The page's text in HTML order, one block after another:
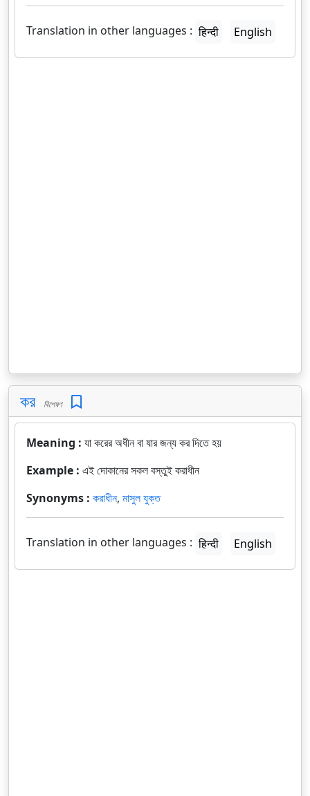
Translation in other languages : हिन्दी English
কর বিশেষণ
Meaning : যা করের অধীন বা যার জন্য কর দিতে হয়
Example : এই দোকানের সকল বস্তুই করাধীন
Synonyms : করাধীন, মাসুল যুক্ত
Translation in other languages : हिन्दी English